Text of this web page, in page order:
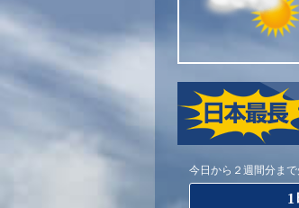
今日から２週間分ま